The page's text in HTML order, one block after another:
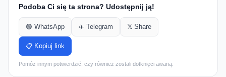
Podoba Ci się ta strona? Udostępnij ją!
🟢 WhatsApp ✈️ Telegram 𝕏 Share
📋 Kopiuj link
Pomóż innym potwierdzić, czy również zostali dotknięci awarią.